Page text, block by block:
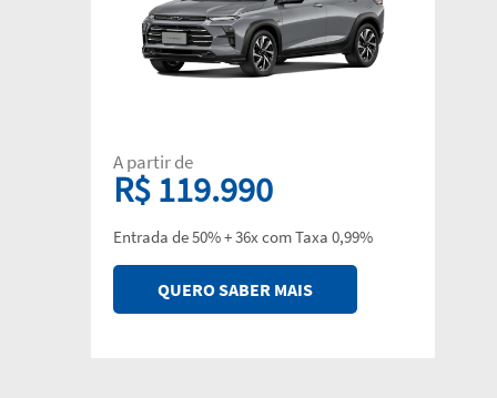
A partir de
R$ 119.990
Entrada de 50% + 36x com Taxa 0,99%
QUERO SABER MAIS